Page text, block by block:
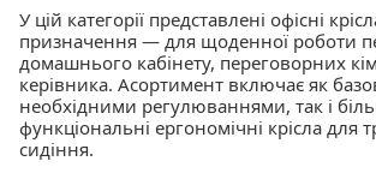
У цій категорії представлені офісні
призначення — для щоденної роботи
домашнього кабінету, переговорних
керівника. Асортимент включає як
необхідними регулюваннями, так і
функціональні ергономічні крісла для
сидіння.